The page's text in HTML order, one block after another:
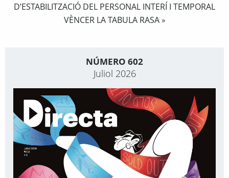
D’ESTABILITZACIÓ DEL PERSONAL INTERÍ I TEMPORAL
VÈNCER LA TABULA RASA»
NÚMERO 602
Juliol 2026